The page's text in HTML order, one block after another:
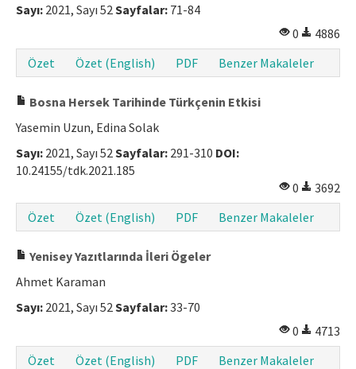
Sayı: 2021, Sayı 52 Sayfalar: 71-84
0
4886
Özet
Özet (English) PDF Benzer Makaleler
Bosna Hersek Tarihinde Türkçenin Etkisi
Yasemin Uzun, Edina Solak
Sayı: 2021, Sayı 52 Sayfalar: 291-310 DOI:
10.24155/tdk.2021.185
0
3692
Özet
Özet (English) PDF Benzer Makaleler
Yenisey Yazıtlarında İleri Ögeler
Ahmet Karaman
Sayı: 2021, Sayı 52 Sayfalar:33-70
0
4713
Özet
Özet (English) PDF Benzer Makaleler